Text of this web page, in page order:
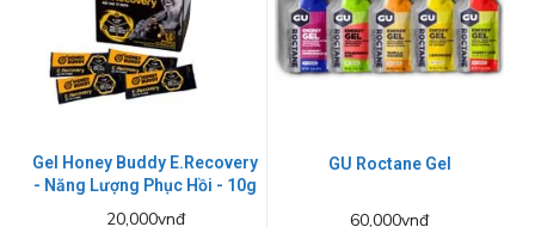
Gel Honey Buddy E.Recovery
- Năng Lượng Phục Hồi - 10g
20,000vnđ
GU Roctane Gel
60,000vnđ